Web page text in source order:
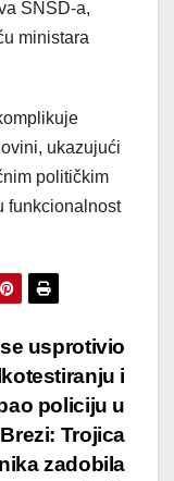
SNSD-a,
ministara
ukazujući
političkim
funkcionalnost
usprotivio
i
policiju u
Brezi: Trojica
zadobila